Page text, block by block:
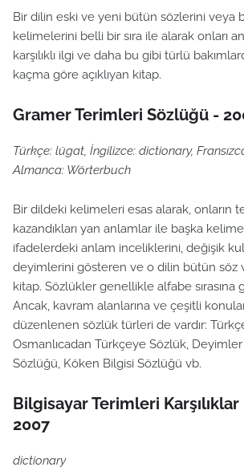
Bir dilin eski ve yeni bütün sözlerini veya
kelimelerini belli bir sıra ile alarak onları
karşılıklı ilgi ve daha bu gibi türlü
kaçma göre açıklıyan kitap.
Gramer Terimleri Sözlüğü -
Türkçe: lügat, İngilizce: dictionary,
Almanca: Wörterbuch
Bir dildeki kelimeleri esas alarak, onların
kazandıkları yan anlamlar ile başka
ifadelerdeki anlam inceliklerini, değişik
deyimlerini gösteren ve o dilin bütün söz
kitap. Sözlükler genellikle alfabe sırasına
Ancak, kavram alanlarına ve çeşitli
düzenlenen sözlük türleri de vardır:
Osmanlıcadan Türkçeye Sözlük,
Sözlüğü, Köken Bilgisi Sözlüğü vb.
Bilgisayar Terimleri Karşılıklar
2007
dictionary